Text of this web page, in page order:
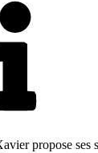
propose ses